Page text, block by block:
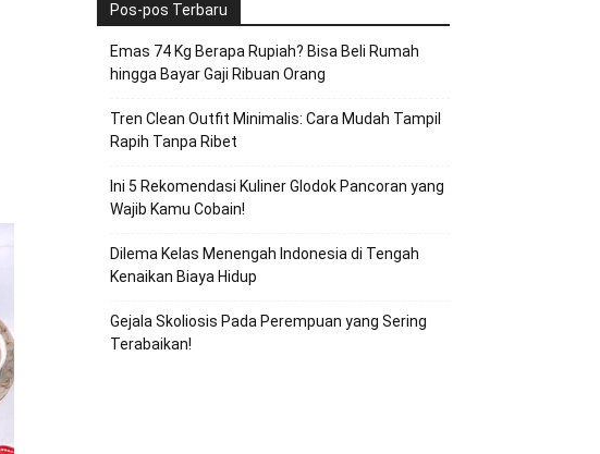
Pos-pos Terbaru
Emas 74 Kg Berapa Rupiah? Bisa Beli Rumah
hingga Bayar Gaji Ribuan Orang
Tren Clean Outfit Minimalis: Cara Mudah Tampil
Rapih Tanpa Ribet
Ini 5 Rekomendasi Kuliner Glodok Pancoran yang
Wajib Kamu Cobain!
Dilema Kelas Menengah Indonesia di Tengah
Kenaikan Biaya Hidup
Gejala Skoliosis Pada Perempuan yang Sering
Terabaikan!